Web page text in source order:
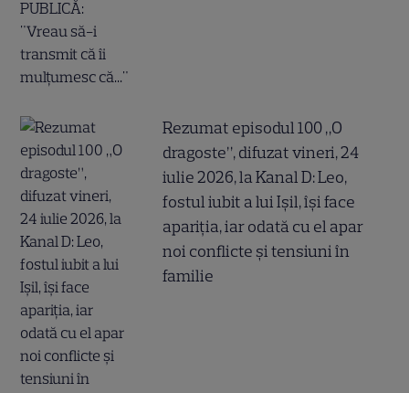
Rezumat episodul 100 „O
dragoste”, difuzat vineri, 24
iulie 2026, la Kanal D: Leo,
fostul iubit a lui Ișil, își face
apariția, iar odată cu el apar
noi conflicte și tensiuni în
familie